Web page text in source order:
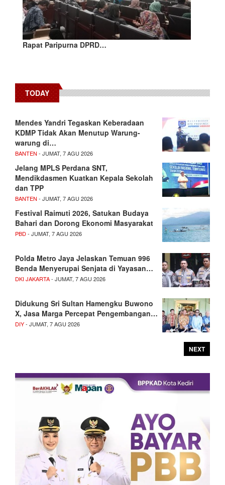
Rapat Paripurna DPRD…
TODAY
Mendes Yandri Tegaskan Keberadaan
KDMP Tidak Akan Menutup Warung-
warung di…
BANTEN - JUMAT, 7 AGU 2026
Jelang MPLS Perdana SNT,
Mendikdasmen Kuatkan Kepala Sekolah
dan TPP
BANTEN - JUMAT, 7 AGU 2026
Festival Raimuti 2026, Satukan Budaya
Bahari dan Dorong Ekonomi Masyarakat
PBD- JUMAT, 7 AGU 2026
Polda Metro Jaya Jelaskan Temuan 996
Benda Menyerupai Senjata di Yayasan…
DKI JAKARTA- JUMAT, 7 AGU 2026
Didukung Sri Sultan Hamengku Buwono
X, Jasa Marga Percepat Pengembangan…
DIY- JUMAT, 7 AGU 2026
NEXT